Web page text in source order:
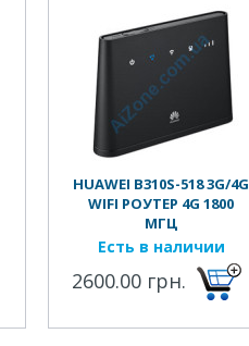
HUAWEI B310S-518 3G/4G
WIFI РОУТЕР 4G 1800
МГЦ
Есть в наличии
2600.00 грн.